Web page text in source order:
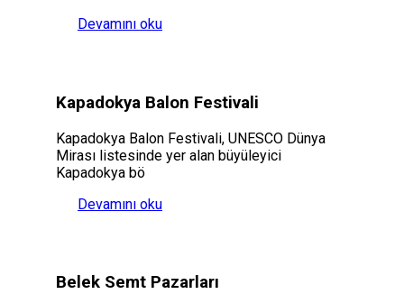
Devamını oku
Kapadokya Balon Festivali
Kapadokya Balon Festivali, UNESCO Dünya
Mirası listesinde yer alan büyüleyici
Kapadokya bö
Devamını oku
Belek Semt Pazarları